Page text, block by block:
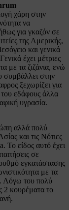
χάρη στην
να
για γκαζόν σε
της Αμερικής,
και γενικά
έχει μέτριες
με τα ζιζάνια, ενώ
συμβάλλει στην
ξεχωρίζει για
εδάφους άλλα
υγρασία.
αλλά πολύ
και τις Νότιες
Το είδος αυτό έχει
σε
εγκατάστασης
με τα
Λόγω του πολύ
2 κουρέματα το